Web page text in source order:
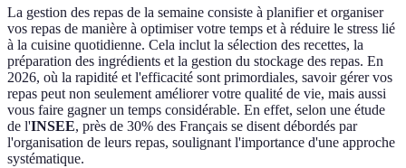
La gestion des repas de la semaine consiste à planifier et organiser
vos repas de manière à optimiser votre temps et à réduire le stress lié
à la cuisine quotidienne. Cela inclut la sélection des recettes, la
préparation des ingrédients et la gestion du stockage des repas. En
2026, où la rapidité et l'efficacité sont primordiales, savoir gérer vos
repas peut non seulement améliorer votre qualité de vie, mais aussi
vous faire gagner un temps considérable. En effet, selon une étude
de l'INSEE, près de 30% des Français se disent débordés par
l'organisation de leurs repas, soulignant l'importance d'une approche
systématique.